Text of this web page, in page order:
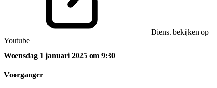
Dienst bekijken op
Youtube
Woensdag 1 januari 2025 om 9:30
Voorganger